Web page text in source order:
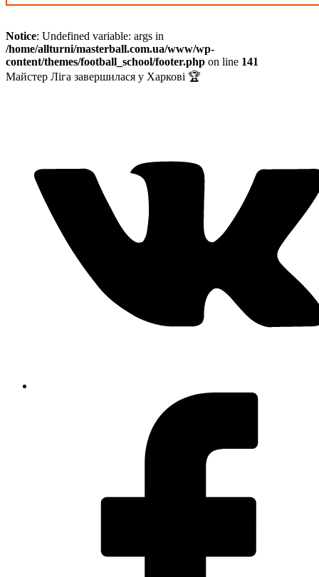
Notice: Undefined variable: args in
/home/allturni/masterball.com.ua/www/wp-
content/themes/football_school/footer.php on line 141
Майстер Ліга завершилася у Харкові 🏆